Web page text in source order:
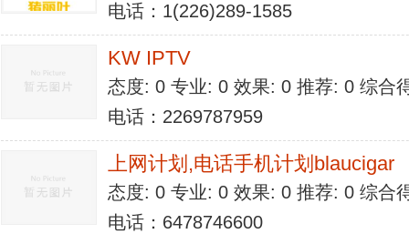
电话：1(226)289-1585
KW IPTV
态度: 0 专业: 0 效果: 0 推荐: 0 综合
电话：2269787959
上网计划,电话手机计划blaucigar
态度: 0 专业: 0 效果: 0 推荐: 0 综合
电话：6478746600